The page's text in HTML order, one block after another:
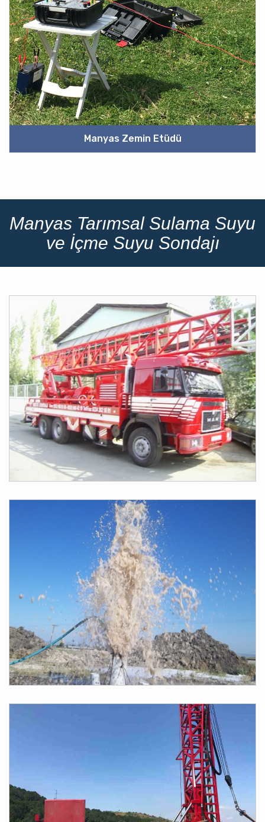
Manyas Zemin Etüdü
Manyas Tarımsal Sulama Suyu
ve İçme Suyu Sondajı